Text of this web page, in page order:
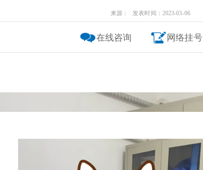
来源： 发表时间：2023-03-06
在线咨询 网络挂号